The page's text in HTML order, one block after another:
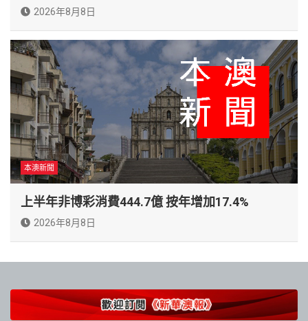
2026年8月8日
本澳新聞
上半年非博彩消費444.7億 按年增加17.4%
2026年8月8日